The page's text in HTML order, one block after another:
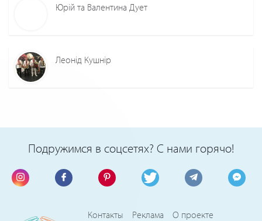
Юрій та Валентина Дует
Леонід Кушнір
Подружимся в соцсетях? С нами горячо!
Контакты Реклама О проекте